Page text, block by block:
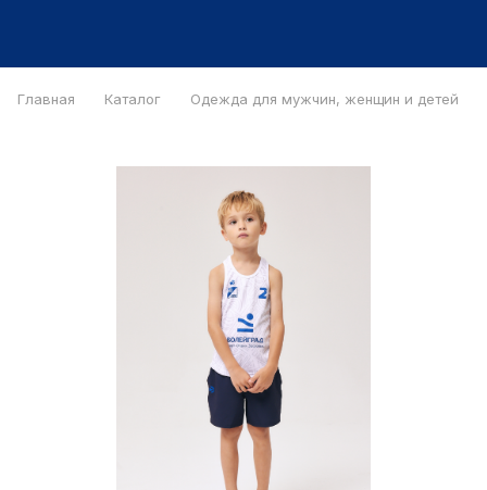
Главная Каталог Одежда для мужчин, женщин и детей